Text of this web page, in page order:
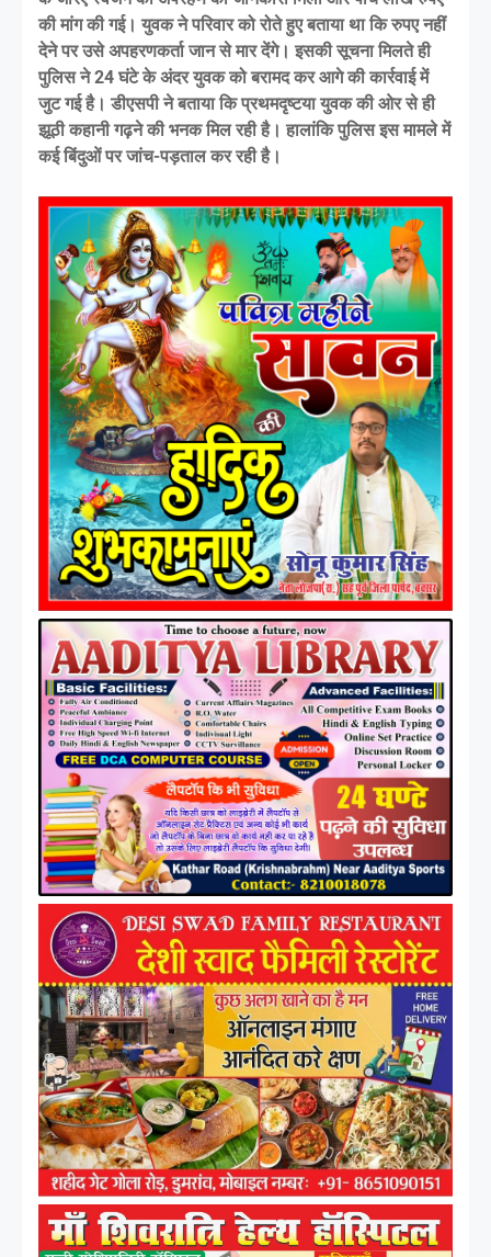
की मांग की गई। युवक ने परिवार को रोते हुए बताया था कि रुपए नहीं
देने पर उसे अपहरणकर्ता जान से मार देंगे। इसकी सूचना मिलते ही
पुलिस ने 24 घंटे के अंदर युवक को बरामद कर आगे की कार्रवाई में
जुट गई है। डीएसपी ने बताया कि प्रथमदृष्टया युवक की ओर से ही
झूठी कहानी गढ़ने की भनक मिल रही है। हालांकि पुलिस इस मामले में
कई बिंदुओं पर जांच-पड़ताल कर रही है।